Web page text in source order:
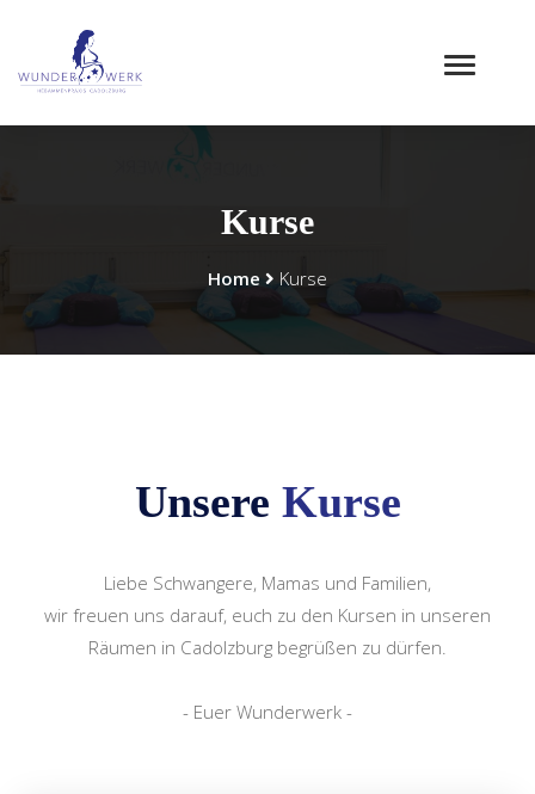
Kurse
Home Kurse
Unsere Kurse
Liebe Schwangere, Mamas und Familien,
wir freuen uns darauf, euch zu den Kursen in unseren
Räumen in Cadolzburg begrüßen zu dürfen.
- Euer Wunderwerk -